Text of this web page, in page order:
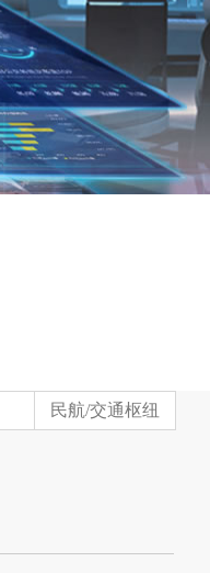
民航/交通枢纽